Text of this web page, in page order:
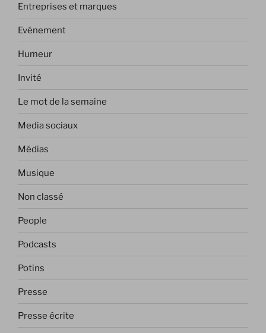
Entreprises et marques
Evénement
Humeur
Invité
Le mot de la semaine
Media sociaux
Médias
Musique
Non classé
People
Podcasts
Potins
Presse
Presse écrite